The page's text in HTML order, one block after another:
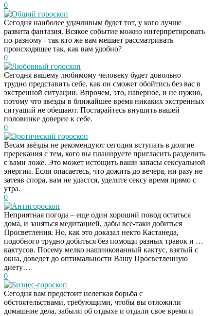
0
Общий гороскоп
Сегодня наиболее удачливым будет тот, у кого лучше
развита фантазия. Всякое событие можно интерпретировать
по-разному - так кто же вам мешает рассматривать
происходящее так, как вам удобно?
0
Любовный гороскоп
Сегодня вашему любимому человеку будет довольно
трудно представить себе, как он сможет обойтись без вас в
экстренной ситуации. Впрочем, это, наверное, и не нужно,
потому что звезды в ближайшее время никаких экстренных
ситуаций не обещают. Постарайтесь внушить вашей
половинке доверие к себе.
0
Эротический гороскоп
Весам звёзды не рекомендуют сегодня вступать в долгие
пререкания с тем, кого вы планируете пригласить разделить
с вами ложе. Это может истощить ваши запасы сексуальной
энергии. Если опасаетесь, что дожить до вечера, ни разу не
затеяв спора, вам не удастся, уделите сексу время прямо с
утра.
0
Антигороскоп
Неприятная погода – еще один хороший повод остаться
дома, и заняться медитацией, дабы все-таки добиться
Просветления. Но, как это доказал некто Кастанеда,
подобного трудно добиться без помощи разных травок и …
кактусов. Посему мелко нашинкованный кактус, взятый с
окна, доведет до оптимальности Вашу Просветленную
диету…
0
Бизнес-гороскоп
Сегодня вам предстоит нелегкая борьба с
обстоятельствами, требующими, чтобы вы отложили
домашние дела, забыли об отдыхе и отдали свое время и